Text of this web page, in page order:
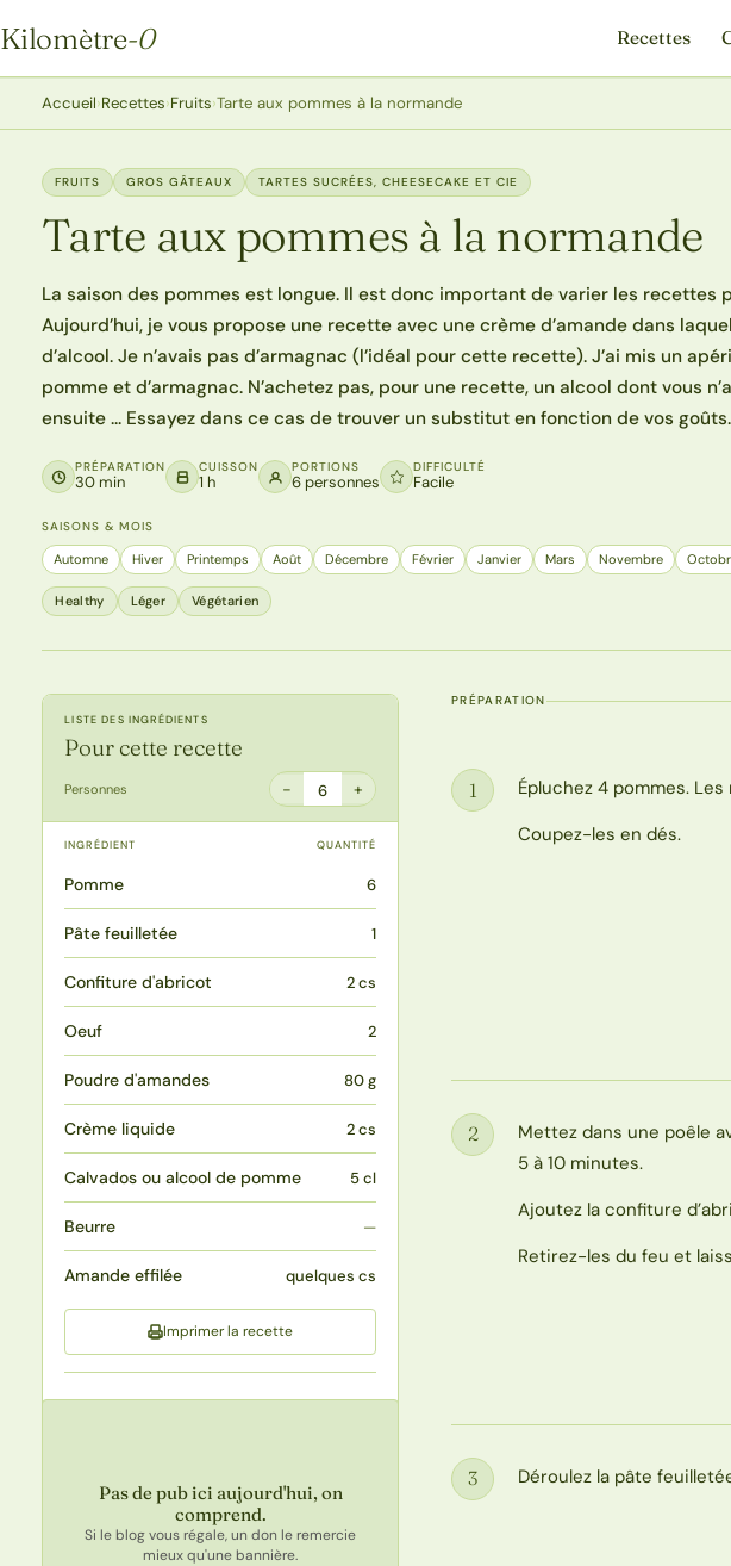
Kilomètre-0
Kilomètre-0
Recettes
Accueil›Recettes›Fruits›Tarte aux pommes à la normande
FRUITS GROS GÂTEAUX TARTES SUCRÉES, CHEESECAKE ET CIE
Tarte aux pommes à la normande
La saison des pommes est longue. Il est donc important de varier les recettes
Aujourd’hui, je vous propose une recette avec une crème d’amande dans
d’alcool. Je n’avais pas d’armagnac (l’idéal pour cette recette). J’ai mis un
pomme et d’armagnac. N’achetez pas, pour une recette, un alcool dont vous
ensuite … Essayez dans ce cas de trouver un substitut en fonction de vos goûts.
PRÉPARATION
30 min
CUISSON
1 h
PORTIONS
6 personnes
DIFFICULTÉ
Facile
SAISONS & MOIS
Automne Hiver Printemps Août Décembre Février Janvier Mars Novembre
Healthy Léger Végétarien
LISTE DES INGRÉDIENTS
Pour cette recette
Personnes − 6 +
INGRÉDIENT QUANTITÉ
Pomme 6
Pâte feuilletée 1
Confiture d'abricot 2 cs
Oeuf 2
Poudre d'amandes 80 g
Crème liquide 2 cs
Calvados ou alcool de pomme 5 cl
Beurre —
Amande effilée quelques cs
Imprimer la recette
Pas de pub ici aujourd'hui, on
comprend.
Si le blog vous régale, un don le remercie
mieux qu'une bannière.
PRÉPARATION
Étape
1
Épluchez 4 pommes.
Coupez-les en dés.
Étape
2
Mettez dans une poêle
5 à 10 minutes.
Ajoutez la confiture
Retirez-les du feu et
Étape
3 Déroulez la pâte